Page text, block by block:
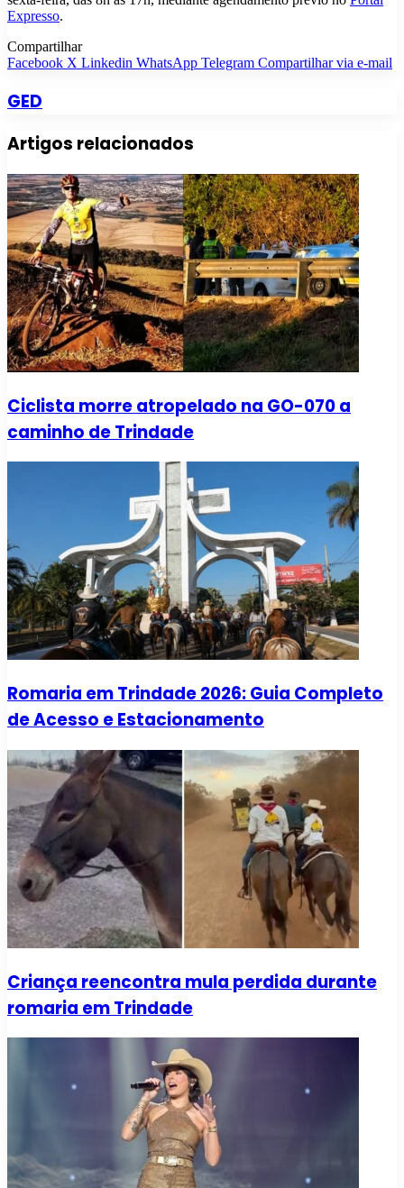
Expresso.
Compartilhar
Facebook X Linkedin WhatsApp Telegram Compartilhar via e-mail
GED
Artigos relacionados
Ciclista morre atropelado na GO-070 a
caminho de Trindade
Romaria em Trindade 2026: Guia Completo
de Acesso e Estacionamento
Criança reencontra mula perdida durante
romaria em Trindade